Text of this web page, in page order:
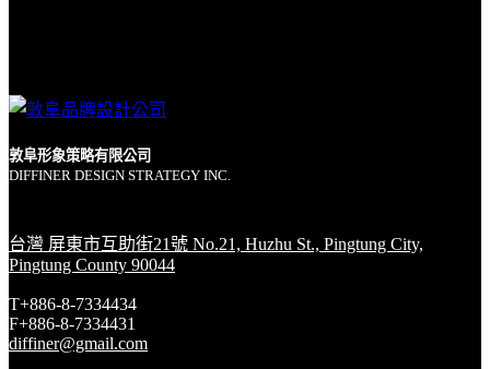
敦阜形象策略有限公司
DIFFINER DESIGN STRATEGY INC.
台灣 屏東市互助街21號 No.21, Huzhu St., Pingtung City,
Pingtung County 90044
T+886-8-7334434
F+886-8-7334431
diffiner@gmail.com